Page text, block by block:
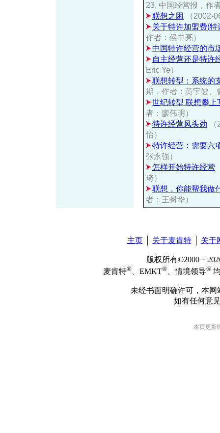
23, 中国经营报，作
联想之困
（2002-
关于特许加盟费(
作者：侯中亮）
中国特许经营的市
自主经营还是特许
Eric Ye）
联想转型：系统的
期，作者：黄宇健、
世纪转型 联想攀上
者：廖伟明）
特许经营风头劲
怡）
特许经营：需要六
张永强）
怎样开始特许经营
琦）
联想，你能帮我做
者：王树华）
主页│ 关于麦肯特│ 关于
版权所有©2000－
麦肯特® 、EMKT® 、情境领导®
未经书面明确许可，本
如有任何意
本页更新